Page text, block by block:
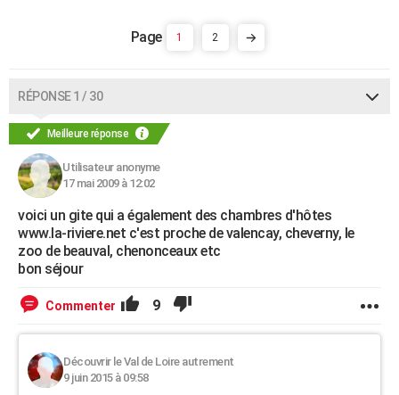
S'inscrire
Se connecter
Lycées
Collèges
Primaires
Universités
Entreprises
Service militaire
Avis de recherche
AVIS DE DÉCÈS
FORUM
Bricolage
Lifestyle
Culture
Sport
Auto
Television
Voyage
Cinema
1 2
RÉPONSE 1 / 30
Meilleure réponse
Utilisateur anonyme
17 mai 2009 à 12:02
voici un gite qui a également des chambres d'hôtes
www.la-riviere.net c'est proche de valencay, cheverny, le
zoo de beauval, chenonceaux etc
bon séjour
Commenter 9
Découvrir le Val de Loire autrement
9 juin 2015 à 09:58